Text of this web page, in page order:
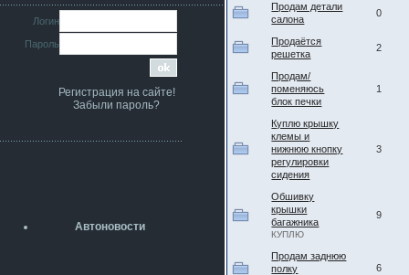
iMrCoffeeBLR4
11 июля 2026
[b]era124[/b],
Ага понял буду знать спасибо
era124
7 июля 2026
разболтовка 5х114.3 спокойно
А здесь уже кладбищенская тишина...
Логин
Пароль
Регистрация на сайте!
Забыли пароль?
Автоновости
Продам детали
салона
0
Продаётся
решетка
2
Продам/
поменяюсь
блок печки
1
Куплю крышку
клемы и
нижнюю кнопку
регулировки
сидения
3
Обшивку
крышки
багажника
КУПЛЮ
9
Продам заднюю
полку
6